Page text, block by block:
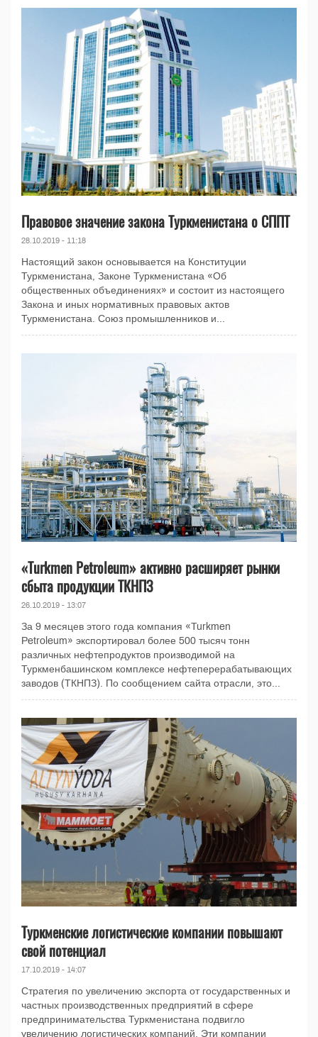
Правовое значение закона Туркменистана о СППТ
28.10.2019 - 11:18
Настоящий закон основывается на Конституции
Туркменистана, Законе Туркменистана «Об
общественных объединениях» и состоит из настоящего
Закона и иных нормативных правовых актов
Туркменистана. Союз промышленников и...
«Turkmen Petroleum» активно расширяет рынки
сбыта продукции ТКНПЗ
26.10.2019 - 13:07
За 9 месяцев этого года компания «Turkmen
Petroleum» экспортировал более 500 тысяч тонн
различных нефтепродуктов производимой на
Туркменбашинском комплексе нефтеперерабатывающих
заводов (ТКНПЗ). По сообщением сайта отрасли, это...
Туркменские логистические компании повышают
свой потенциал
17.10.2019 - 14:07
Стратегия по увеличению экспорта от государственных и
частных производственных предприятий в сфере
предпринимательства Туркменистана подвигло
увеличению логистических компаний. Эти компании